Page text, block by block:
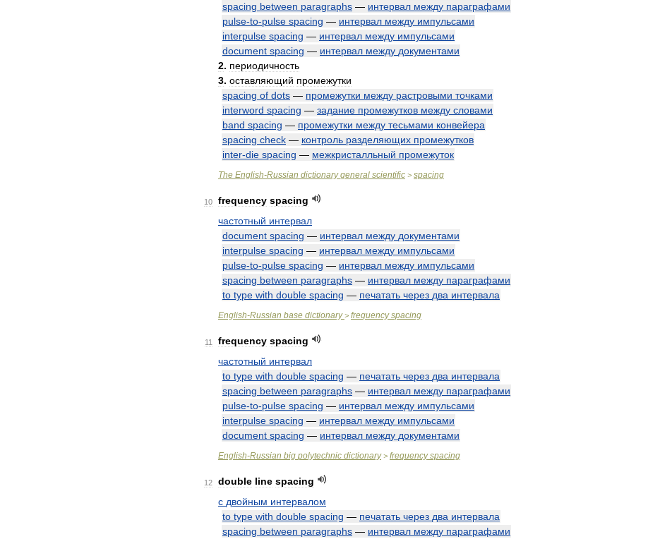
spacing between paragraphs — интервал между параграфами
pulse-to-pulse spacing — интервал между импульсами
interpulse spacing — интервал между импульсами
document spacing — интервал между документами
2. периодичность
3. оставляющий промежутки
spacing of dots — промежутки между растровыми точками
interword spacing — задание промежутков между словами
band spacing — промежутки между тесьмами конвейера
spacing check — контроль разделяющих промежутков
inter-die spacing — межкристалльный промежуток
The English-Russian dictionary general scientific > spacing
10 frequency spacing
частотный интервал
document spacing — интервал между документами
interpulse spacing — интервал между импульсами
pulse-to-pulse spacing — интервал между импульсами
spacing between paragraphs — интервал между параграфами
to type with double spacing — печатать через два интервала
English-Russian base dictionary > frequency spacing
11 frequency spacing
частотный интервал
to type with double spacing — печатать через два интервала
spacing between paragraphs — интервал между параграфами
pulse-to-pulse spacing — интервал между импульсами
interpulse spacing — интервал между импульсами
document spacing — интервал между документами
English-Russian big polytechnic dictionary> frequency spacing
12 double line spacing
с двойным интервалом
to type with double spacing — печатать через два интервала
spacing between paragraphs — интервал между параграфами